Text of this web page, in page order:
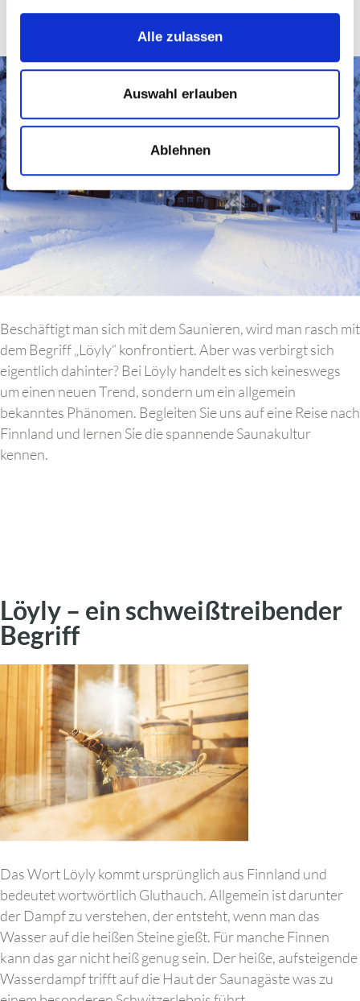
Alle zulassen
Auswahl erlauben
Ablehnen
Beschäftigt man sich mit dem Saunieren, wird man rasch mit
dem Begriff „Löyly“ konfrontiert. Aber was verbirgt sich
eigentlich dahinter? Bei Löyly handelt es sich keineswegs
um einen neuen Trend, sondern um ein allgemein
bekanntes Phänomen. Begleiten Sie uns auf eine Reise nach
Finnland und lernen Sie die spannende Saunakultur
kennen.
Löyly – ein schweißtreibender
Begriff
Das Wort Löyly kommt ursprünglich aus Finnland und
bedeutet wortwörtlich Gluthauch. Allgemein ist darunter
der Dampf zu verstehen, der entsteht, wenn man das
Wasser auf die heißen Steine gießt. Für manche Finnen
kann das gar nicht heiß genug sein. Der heiße, aufsteigende
Wasserdampf trifft auf die Haut der Saunagäste was zu